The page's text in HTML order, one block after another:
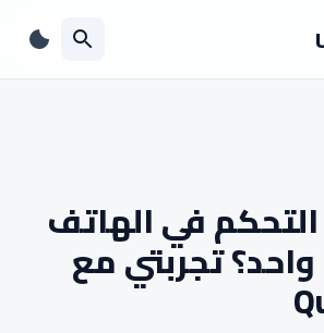
في الهاتف
تجربتي مع